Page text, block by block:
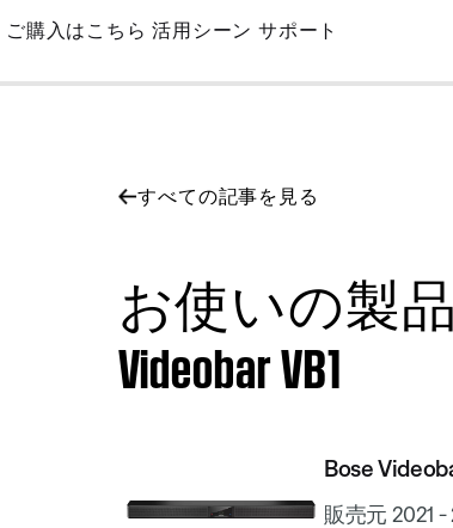
Skip
Main
ご購入はこちら 活用シーン サポート
すべての記事を見る
お使いの製品
Videobar VB1
Bose
販売元 2021 -